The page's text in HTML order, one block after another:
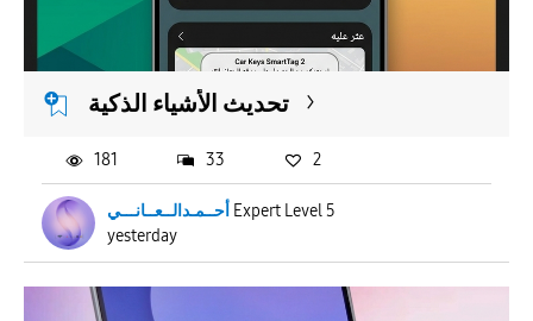
تحديث الأشياء الذكية
أحــمـدالــعــانـــي Expert Level 5
yesterday
181 33 2